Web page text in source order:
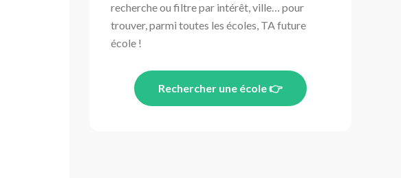
recherche ou filtre par intérêt, ville… pour
trouver, parmi toutes les écoles, TA future
école !
Rechercher une école 👉